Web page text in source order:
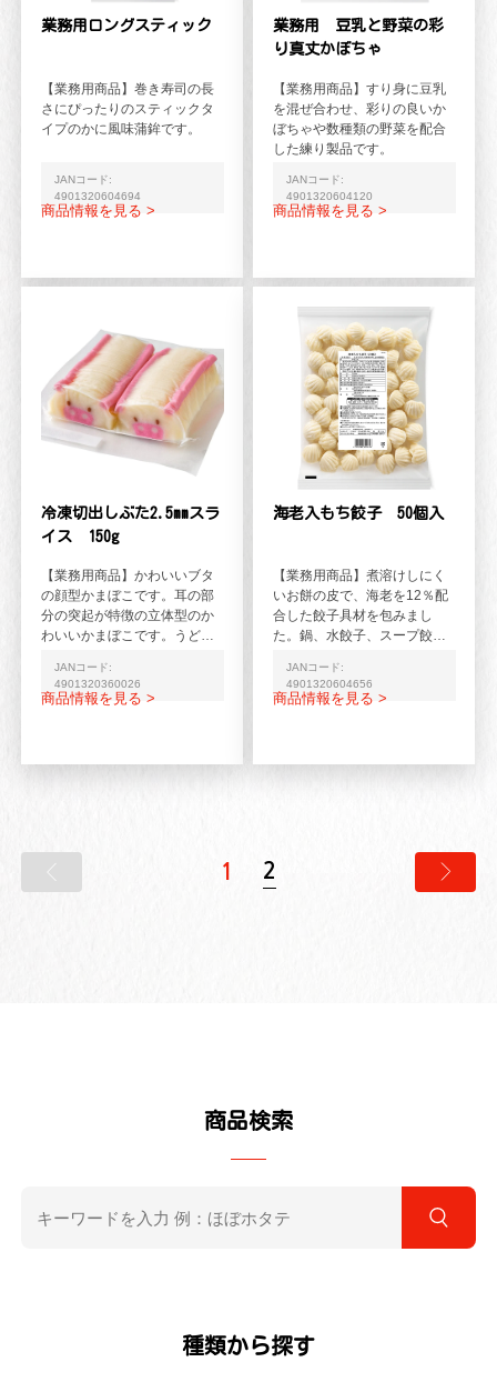
業務用ロングスティック
【業務用商品】巻き寿司の長
さにぴったりのスティックタ
イプのかに風味蒲鉾です。
JANコード:
4901320604694
商品情報を見る >
業務用 豆乳と野菜の彩
り真丈かぼちゃ
【業務用商品】すり身に豆乳
を混ぜ合わせ、彩りの良いか
ぼちゃや数種類の野菜を配合
した練り製品です。
JANコード:
4901320604120
商品情報を見る >
冷凍切出しぶた2.5mmスラ
イス 150g
【業務用商品】かわいいブタ
の顔型かまぼこです。耳の部
分の突起が特徴の立体型のか
わいいかまぼこです。うどん
種お子様メニューなどにお...
JANコード:
4901320360026
商品情報を見る >
海老入もち餃子 50個入
【業務用商品】煮溶けしにく
いお餅の皮で、海老を12％配
合した餃子具材を包みまし
た。鍋、水餃子、スープ餃子
JANコード:
4901320604656
商品情報を見る >
1 2
商品検索
種類から探す